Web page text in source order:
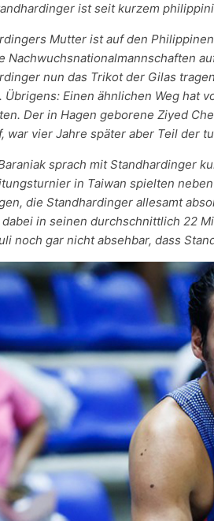
ist seit kurzem
Mutter ist auf den
Nachwuchsnationalmannschaften
nun das Trikot der Gilas
Übrigens: Einen ähnlichen Weg hat
Der in Hagen geborene Ziyed
war vier Jahre später aber Teil der
sprach mit Standhardinger
in Taiwan spielten
die Standhardinger allesamt
in seinen durchschnittlich 22
noch gar nicht absehbar, dass